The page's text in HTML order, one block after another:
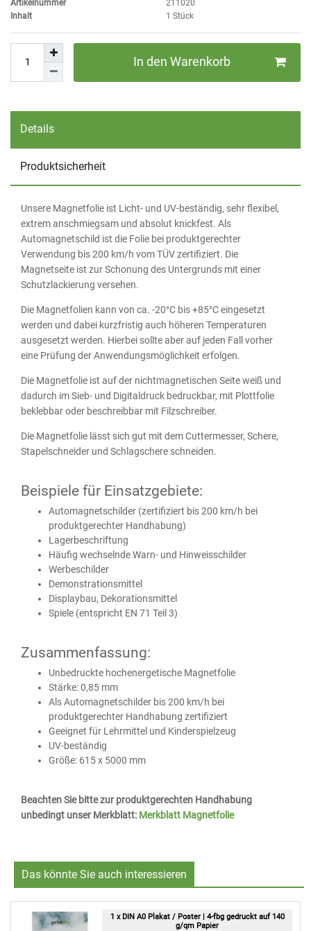
Artikelnummer
211020
Inhalt
1 Stück
In den Warenkorb
Details
Produktsicherheit
Unsere Magnetfolie ist Licht- und UV-beständig, sehr flexibel,
extrem anschmiegsam und absolut knickfest. Als
Automagnetschild ist die Folie bei produktgerechter
Verwendung bis 200 km/h vom TÜV zertifiziert. Die
Magnetseite ist zur Schonung des Untergrunds mit einer
Schutzlackierung versehen.
Die Magnetfolien kann von ca. -20°C bis +85°C eingesetzt
werden und dabei kurzfristig auch höheren Temperaturen
ausgesetzt werden. Hierbei sollte aber auf jeden Fall vorher
eine Prüfung der Anwendungsmöglichkeit erfolgen.
Die Magnetfolie ist auf der nichtmagnetischen Seite weiß und
dadurch im Sieb- und Digitaldruck bedruckbar, mit Plottfolie
beklebbar oder beschreibbar mit Filzschreiber.
Die Magnetfolie lässt sich gut mit dem Cuttermesser, Schere,
Stapelschneider und Schlagschere schneiden.
Beispiele für Einsatzgebiete:
Automagnetschilder (zertifiziert bis 200 km/h bei
produktgerechter Handhabung)
Lagerbeschriftung
Häufig wechselnde Warn- und Hinweisschilder
Werbeschilder
Demonstrationsmittel
Displaybau, Dekorationsmittel
Spiele (entspricht EN 71 Teil 3)
Zusammenfassung:
Unbedruckte hochenergetische Magnetfolie
Stärke: 0,85 mm
Als Automagnetschilder bis 200 km/h bei
produktgerechter Handhabung zertifiziert
Geeignet für Lehrmittel und Kinderspielzeug
UV-beständig
Größe: 615 x 5000 mm
Beachten Sie bitte zur produktgerechten Handhabung
unbedingt unser Merkblatt: Merkblatt Magnetfolie
Das könnte Sie auch interessieren
1 x DIN A0 Plakat / Poster | 4-fbg gedruckt auf 140
g/qm Papier